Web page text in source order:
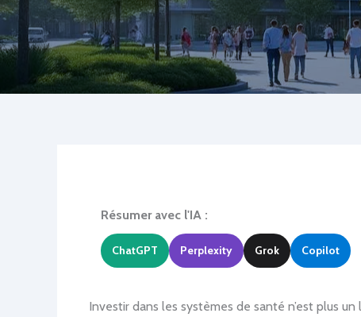
Résumer avec l'IA :
ChatGPT Perplexity Grok Copilot
Investir dans les systèmes de santé n’est plus